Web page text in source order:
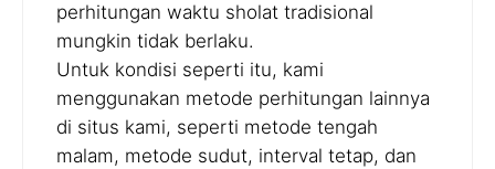
perhitungan waktu sholat tradisional
mungkin tidak berlaku.
Untuk kondisi seperti itu, kami
menggunakan metode perhitungan lainnya
di situs kami, seperti metode tengah
malam, metode sudut, interval tetap, dan